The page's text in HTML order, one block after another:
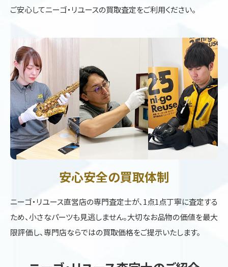
ご安心してニーゴ・リユースの買取査定をご利用ください。
安心安全の買取体制
ニーゴ・リユース直営店の専門査定士が、1点1点丁寧に査定する
ため、小さなパーツも見逃しません。大切なお品物の価値を最大
限評価し、専門店ならではの買取価格をご提示いたします。